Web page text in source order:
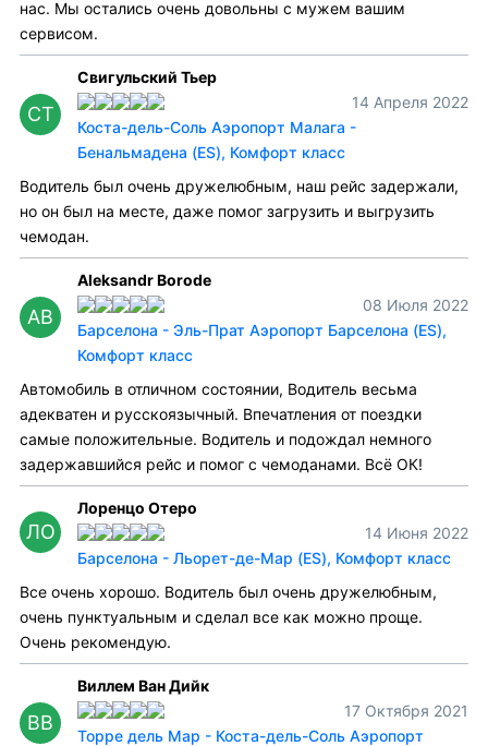
нас. Мы остались очень довольны с мужем вашим
сервисом.
СТ
Свигульский Тьер
14 Апреля 2022
Коста-дель-Соль Аэропорт Малага -
Бенальмадена (ES), Комфорт класс
Водитель был очень дружелюбным, наш рейс задержали,
но он был на месте, даже помог загрузить и выгрузить
чемодан.
AB
Aleksandr Borode
08 Июля 2022
Барселона - Эль-Прат Аэропорт Барселона (ES),
Комфорт класс
Автомобиль в отличном состоянии, Водитель весьма
адекватен и русскоязычный. Впечатления от поездки
самые положительные. Водитель и подождал немного
задержавшийся рейс и помог с чемоданами. Всё ОК!
ЛО
Лоренцо Отеро
14 Июня 2022
Барселона - Льорет-де-Мар (ES), Комфорт класс
Все очень хорошо. Водитель был очень дружелюбным,
очень пунктуальным и сделал все как можно проще.
Очень рекомендую.
ВВ
Виллем Ван Дийк
17 Октября 2021
Торре дель Мар - Коста-дель-Соль Аэропорт